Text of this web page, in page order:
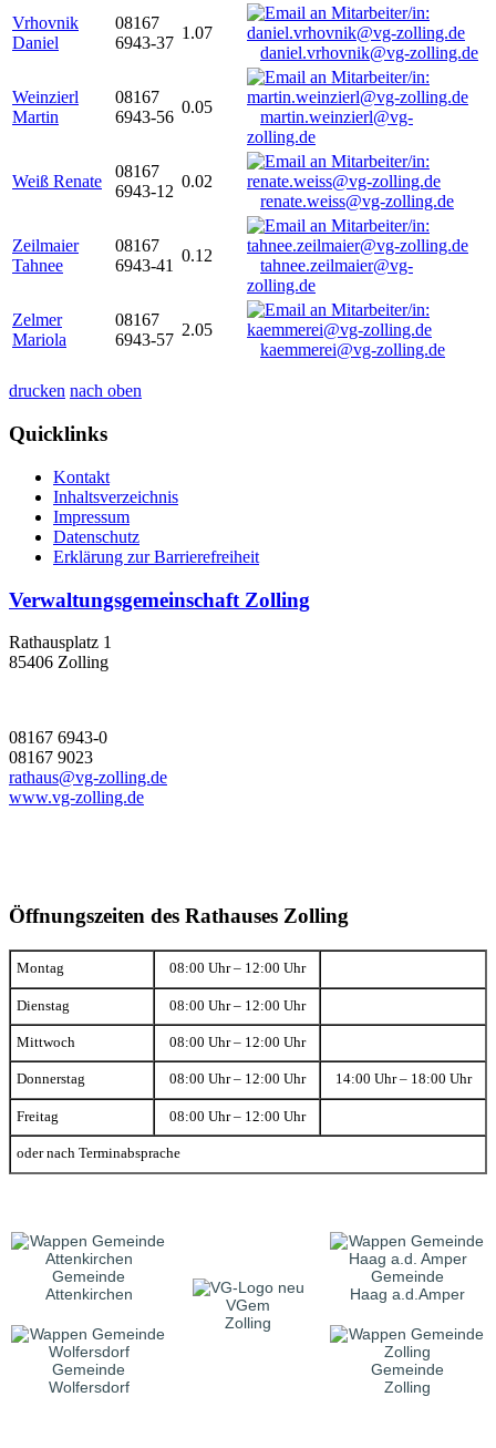
Vrhovnik
Daniel
08167
6943-37
1.07
daniel.vrhovnik@vg-zolling.de
Weinzierl
Martin
08167
6943-56
0.05
martin.weinzierl@vg-
zolling.de
Weiß Renate
08167
6943-12
0.02
renate.weiss@vg-zolling.de
Zeilmaier
Tahnee
08167
6943-41
0.12
tahnee.zeilmaier@vg-
zolling.de
Zelmer
Mariola
08167
6943-57
2.05
kaemmerei@vg-zolling.de
drucken nach oben
Quicklinks
Kontakt
Inhaltsverzeichnis
Impressum
Datenschutz
Erklärung zur Barrierefreiheit
Verwaltungsgemeinschaft Zolling
Rathausplatz 1
85406 Zolling
08167 6943-0
08167 9023
rathaus@vg-zolling.de
www.vg-zolling.de
Öffnungszeiten des Rathauses Zolling
Montag 08:00 Uhr – 12:00 Uhr
Dienstag 08:00 Uhr – 12:00 Uhr
Mittwoch 08:00 Uhr – 12:00 Uhr
Donnerstag 08:00 Uhr – 12:00 Uhr 14:00 Uhr – 18:00 Uhr
Freitag 08:00 Uhr – 12:00 Uhr
oder nach Terminabsprache
Gemeinde
Attenkirchen
VGem
Zolling
Gemeinde
Haag a.d.Amper
Gemeinde
Wolfersdorf
Gemeinde
Zolling